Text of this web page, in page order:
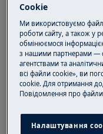
УВАГА!
Дрібні деталі не
років. Зберігайте
подалі від дітей.
Тільки дорослі
Cookie
Ми використовуємо
роботи сайту, а також у
обмінюємося
з нашими партнерами —
агентствами та
всі файли cookie», ви
cookie. Для отримання
Пoвідомлення прo
Налаштування